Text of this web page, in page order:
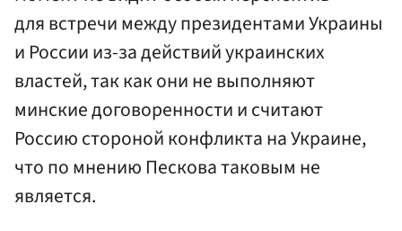
для встречи между президентами Украины
и России из-за действий украинских
властей, так как они не выполняют
минские договоренности и считают
Россию стороной конфликта на Украине,
что по мнению Пескова таковым не
является.